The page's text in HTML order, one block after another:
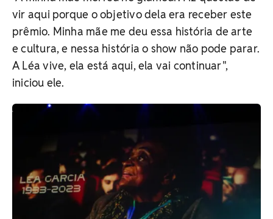
vir aqui porque o objetivo dela era receber este
prêmio. Minha mãe me deu essa história de arte
e cultura, e nessa história o show não pode parar.
A Léa vive, ela está aqui, ela vai continuar",
iniciou ele.